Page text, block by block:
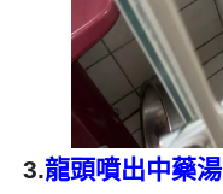
3.龍頭噴出中藥